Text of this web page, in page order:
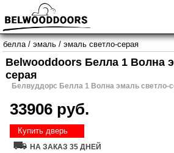
белла/ эмаль / эмаль светло-серая
Belwooddoors Белла 1 Волна
серая
Белвуддорс Белла 1 Волна эмаль светло-
33906 руб.
Купить дверь
НА ЗАКАЗ 35 ДНЕЙ